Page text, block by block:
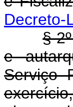
Decreto-
§
e
Serviço